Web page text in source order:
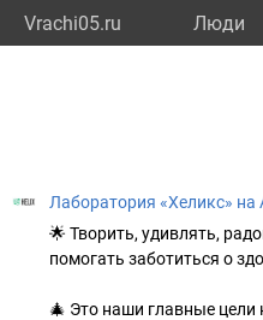
Vrachi05.ru Люди
Лаборатория «Хеликс» на
🌟 Творить, удивлять,
помогать заботиться о
🎄 Это наши главные цели